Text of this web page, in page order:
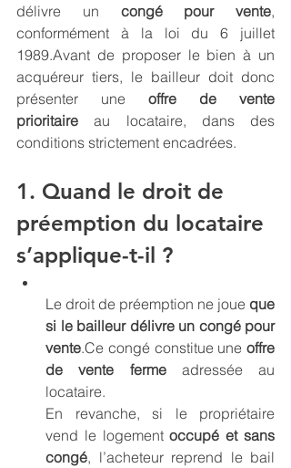
délivre un congé pour vente,
conformément à la loi du 6 juillet
1989.Avant de proposer le bien à un
acquéreur tiers, le bailleur doit donc
présenter une offre de vente
prioritaire au locataire, dans des
conditions strictement encadrées.
1. Quand le droit de
préemption du locataire
s’applique-t-il ?
Le droit de préemption ne joue que
si le bailleur délivre un congé pour
vente.Ce congé constitue une offre
de vente ferme adressée au
locataire.
En revanche, si le propriétaire
vend le logement occupé et sans
congé, l’acheteur reprend le bail